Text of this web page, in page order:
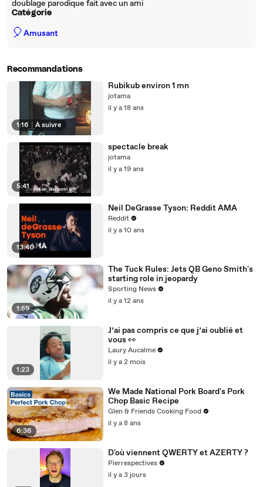
doublage parodique fait avec un ami
Catégorie
🎈Amusant
Recommandations
1:16 À suivre
Rubikub environ 1 mn
jotama
il y a 18 ans
5:41
spectacle break
jotama
il y a 19 ans
13:40
Neil DeGrasse Tyson: Reddit AMA
Reddit
il y a 10 ans
1:59
The Tuck Rules: Jets QB Geno Smith's
starting role in jeopardy
Sporting News
il y a 12 ans
1:23
J’ai pas compris ce que j’ai oublié et
vous 👀
Laury Aucalme
il y a 2 mois
6:36
We Made National Pork Board's Pork
Chop Basic Recipe
Glen & Friends Cooking Food
il y a 8 ans
D'où viennent QWERTY et AZERTY ?
Pierrespectives
il y a 3 jours